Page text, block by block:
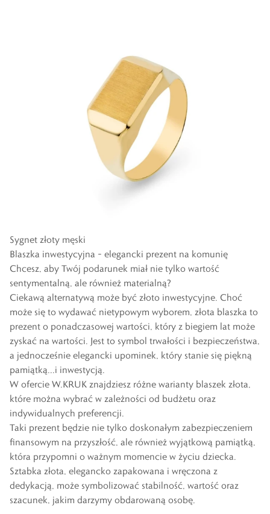
Sygnet złoty męski
Blaszka inwestycyjna – elegancki prezent na komunię
Chcesz, aby Twój podarunek miał nie tylko wartość
sentymentalną, ale również materialną?
Ciekawą alternatywą może być złoto inwestycyjne. Choć
może się to wydawać nietypowym wyborem, złota blaszka to
prezent o ponadczasowej wartości, który z biegiem lat może
zyskać na wartości. Jest to symbol trwałości i bezpieczeństwa,
a jednocześnie elegancki upominek, który stanie się piękną
pamiątką...i inwestycją.
W ofercie W.KRUK znajdziesz różne warianty blaszek złota,
które można wybrać w zależności od budżetu oraz
indywidualnych preferencji.
Taki prezent będzie nie tylko doskonałym zabezpieczeniem
finansowym na przyszłość, ale również wyjątkową pamiątką,
która przypomni o ważnym momencie w życiu dziecka.
Sztabka złota, elegancko zapakowana i wręczona z
dedykacją, może symbolizować stabilność, wartość oraz
szacunek, jakim darzymy obdarowaną osobę.